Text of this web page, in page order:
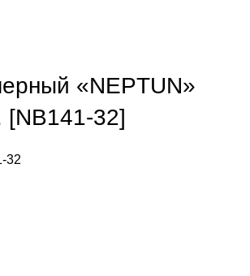
«NEPTUN»
[NB141-32]
32